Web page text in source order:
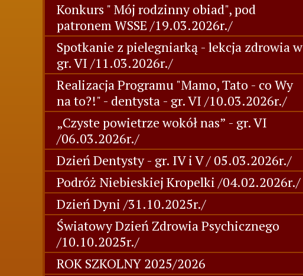
Konkurs " Mój rodzinny obiad", pod
patronem WSSE /19.03.2026r./
Spotkanie z pielegniarką - lekcja zdrowia w
gr. VI /11.03.2026r./
Realizacja Programu "Mamo, Tato - co Wy
na to?!" - dentysta - gr. VI /10.03.2026r./
„Czyste powietrze wokół nas” - gr. VI
/06.03.2026r./
Dzień Dentysty - gr. IV i V / 05.03.2026r./
Podróż Niebieskiej Kropelki /04.02.2026r./
Dzień Dyni /31.10.2025r./
Światowy Dzień Zdrowia Psychicznego
/10.10.2025r./
ROK SZKOLNY 2025/2026